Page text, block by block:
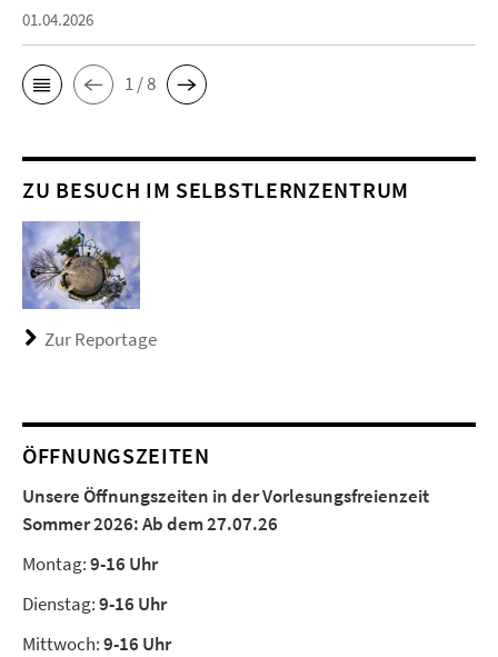
01.04.2026
1 / 8
ZU BESUCH IM SELBSTLERNZENTRUM
Zur Reportage
ÖFFNUNGSZEITEN
Unsere Öffnungszeiten in der Vorlesungsfreienzeit
Sommer 2026:Ab dem 27.07.26
Montag:9-16 Uhr
Dienstag:9-16 Uhr
Mittwoch:9-16 Uhr